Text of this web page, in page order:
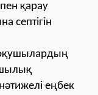
қарау
септігін
еңбек